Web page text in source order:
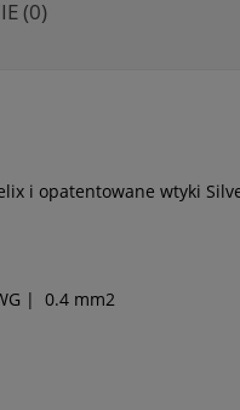
(0)
i opatentowane wtyki
| 0.4 mm2